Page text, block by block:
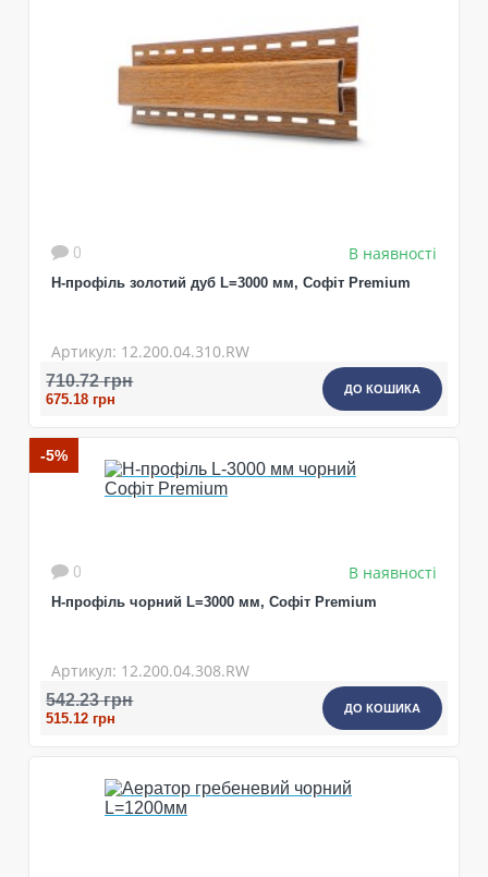
0 В наявності
H-профіль золотий дуб L=3000 мм, Софіт Premium
Артикул: 12.200.04.310.RW
710.72 грн
675.18 грн
ДО КОШИКА
-5%
0 В наявності
H-профіль чорний L=3000 мм, Софіт Premium
Артикул: 12.200.04.308.RW
542.23 грн
515.12 грн
ДО КОШИКА